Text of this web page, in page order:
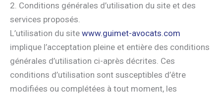
2. Conditions générales d’utilisation du site et des
services proposés.
L’utilisation du site www.guimet-avocats.com
implique l’acceptation pleine et entière des conditions
générales d’utilisation ci-après décrites. Ces
conditions d’utilisation sont susceptibles d’être
modifiées ou complétées à tout moment, les